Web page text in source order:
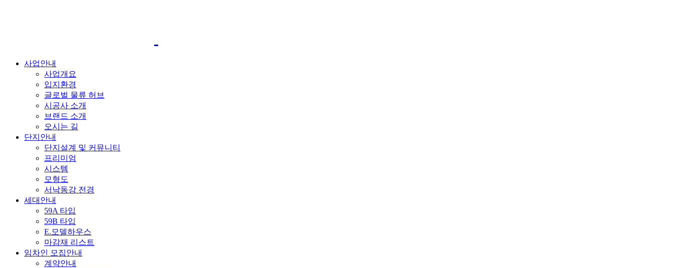
사업안내
사업개요
입지환경
글로벌 물류 허브
시공사 소개
브랜드 소개
오시는 길
단지안내
단지설계 및 커뮤니티
프리미엄
시스템
모형도
서낙동강 전경
세대안내
59A 타입
59B 타입
E.모델하우스
마감재 리스트
임차인 모집안내
계약안내